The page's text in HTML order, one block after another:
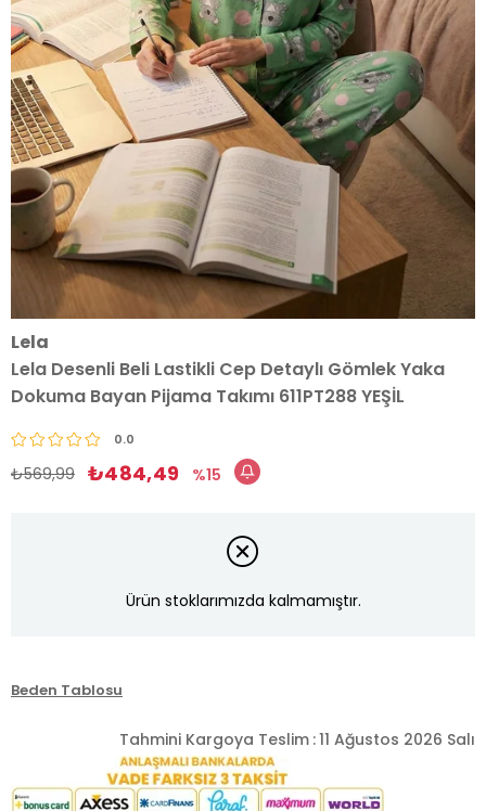
Lela
Lela Desenli Beli Lastikli Cep Detaylı Gömlek Yaka
Dokuma Bayan Pijama Takımı 611PT288 YEŞİL
0.0
₺569,99 ₺484,49 15
Ürün stoklarımızda kalmamıştır.
Beden Tablosu
Tahmini Kargoya Teslim :11 Ağustos 2026 Salı